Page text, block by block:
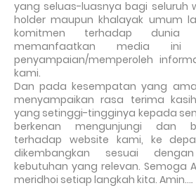
yang seluas-luasnya bagi seluruh
holder maupun khalayak umum
komitmen terhadap dunia
memanfaatkan media ini
penyampaian/memperoleh
kami.
Dan pada kesempatan yang
menyampaikan rasa terima
yang setinggi-tingginya kepada
berkenan mengunjungi dan
terhadap website kami, ke
dikembangkan sesuai
kebutuhan yang relevan. Semoga
meridhoi setiap langkah kita. Amin….